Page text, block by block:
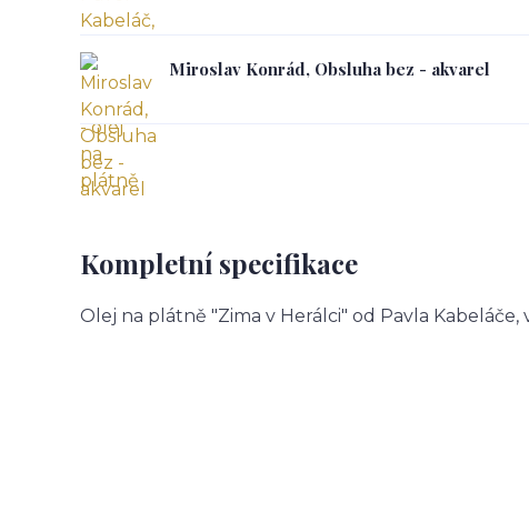
Miroslav Konrád, Obsluha bez - akvarel
Kompletní specifikace
Olej na plátně "Zima v Herálci" od Pavla Kabeláče,